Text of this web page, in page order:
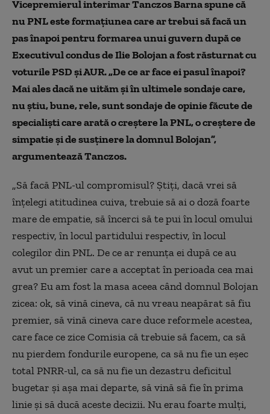
Vicepremierul interimar Tanczos Barna spune că
nu PNL este formaţiunea care ar trebui să facă un
pas înapoi pentru formarea unui guvern după ce
Executivul condus de Ilie Bolojan a fost răsturnat cu
voturile PSD şi AUR. „De ce ar face ei pasul înapoi?
Mai ales dacă ne uităm şi în ultimele sondaje care,
nu ştiu, bune, rele, sunt sondaje de opinie făcute de
specialişti care arată o creştere la PNL, o creştere de
simpatie şi de susţinere la domnul Bolojan”,
argumentează Tanczos.
„Să facă PNL-ul compromisul? Ştiţi, dacă vrei să
înţelegi atitudinea cuiva, trebuie să ai o doză foarte
mare de empatie, să încerci să te pui în locul omului
respectiv, în locul partidului respectiv, în locul
colegilor din PNL. De ce ar renunţa ei după ce au
avut un premier care a acceptat în perioada cea mai
grea? Eu am fost la masa aceea când domnul Bolojan
zicea: ok, să vină cineva, că nu vreau neapărat să fiu
premier, să vină cineva care duce reformele acestea,
care face ce zice Comisia că trebuie să facem, ca să
nu pierdem fondurile europene, ca să nu fie un eşec
total PNRR-ul, ca să nu fie un dezastru deficitul
bugetar şi aşa mai departe, să vină să fie în prima
linie şi să ducă aceste decizii. Nu erau foarte mulţi,